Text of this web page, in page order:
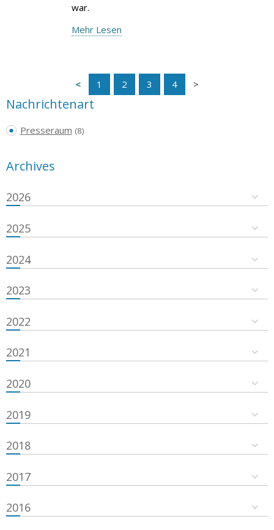
war.
Mehr Lesen
1 2 3 4
Nachrichtenart
Presseraum (8)
Archives
2026
2025
2024
2023
2022
2021
2020
2019
2018
2017
2016